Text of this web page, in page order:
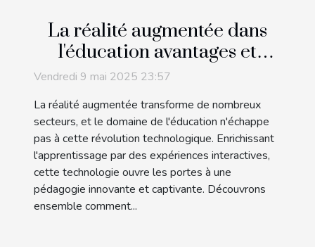
La réalité augmentée dans
l'éducation avantages et
applications pratiques
Vendredi 9 mai 2025 23:57
La réalité augmentée transforme de nombreux
secteurs, et le domaine de l'éducation n'échappe
pas à cette révolution technologique. Enrichissant
l'apprentissage par des expériences interactives,
cette technologie ouvre les portes à une
pédagogie innovante et captivante. Découvrons
ensemble comment...